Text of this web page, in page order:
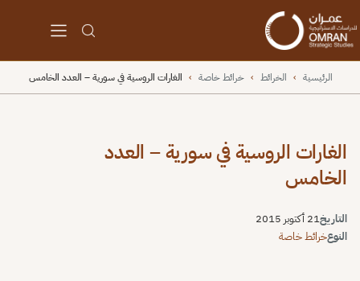
الرئيسية › الخرائط › خرائط خاصة › الغارات الروسية في سورية – العدد الخامس
الغارات الروسية في سورية – العدد
الخامس
التاريخ21 أكتوبر 2015
النوعخرائط خاصة